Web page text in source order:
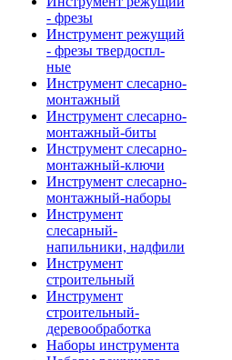
- фрезы
Инструмент режущий
- фрезы твердоспл-
ные
Инструмент слесарно-
монтажный
Инструмент слесарно-
монтажный-биты
Инструмент слесарно-
монтажный-ключи
Инструмент слесарно-
монтажный-наборы
Инструмент
слесарный-
напильники, надфили
Инструмент
строительный
Инструмент
строительный-
деревообработка
Наборы инструмента